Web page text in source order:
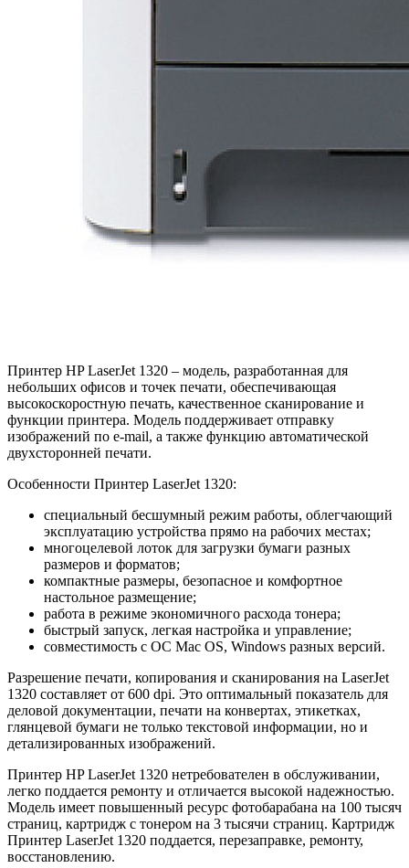
Принтер HP LaserJet 1320 – модель, разработанная для
небольших офисов и точек печати, обеспечивающая
высокоскоростную печать, качественное сканирование и
функции принтера. Модель поддерживает отправку
изображений по e-mail, а также функцию автоматической
двухсторонней печати.
Особенности Принтер LaserJet 1320:
специальный бесшумный режим работы, облегчающий
эксплуатацию устройства прямо на рабочих местах;
многоцелевой лоток для загрузки бумаги разных
размеров и форматов;
компактные размеры, безопасное и комфортное
настольное размещение;
работа в режиме экономичного расхода тонера;
быстрый запуск, легкая настройка и управление;
совместимость с ОС Mac OS, Windows разных версий.
Разрешение печати, копирования и сканирования на LaserJet
1320 составляет от 600 dpi. Это оптимальный показатель для
деловой документации, печати на конвертах, этикетках,
глянцевой бумаги не только текстовой информации, но и
детализированных изображений.
Принтер HP LaserJet 1320 нетребователен в обслуживании,
легко поддается ремонту и отличается высокой надежностью.
Модель имеет повышенный ресурс фотобарабана на 100 тысяч
страниц, картридж с тонером на 3 тысячи страниц. Картридж
Принтер LaserJet 1320 поддается, перезаправке, ремонту,
восстановлению.